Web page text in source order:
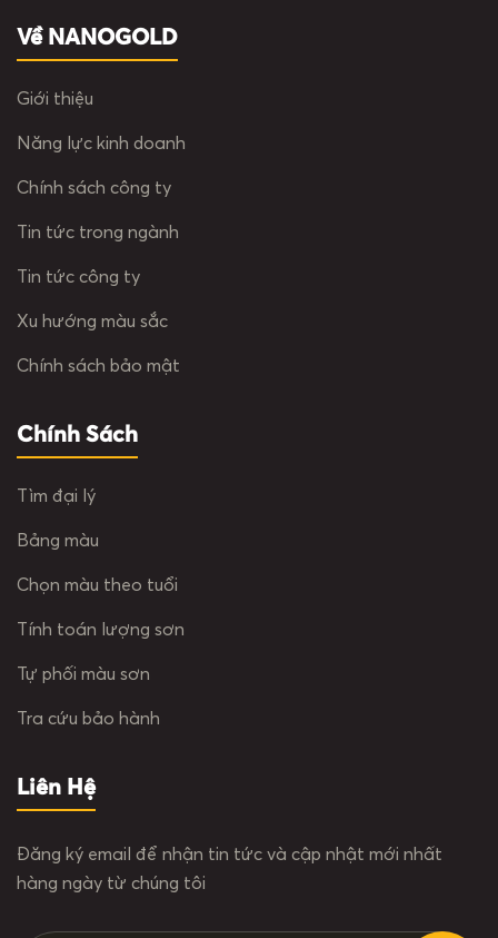
Về NANOGOLD
Giới thiệu
Năng lực kinh doanh
Chính sách công ty
Tin tức trong ngành
Tin tức công ty
Xu hướng màu sắc
Chính sách bảo mật
Chính Sách
Tìm đại lý
Bảng màu
Chọn màu theo tuổi
Tính toán lượng sơn
Tự phối màu sơn
Tra cứu bảo hành
Liên Hệ
Đăng ký email để nhận tin tức và cập nhật mới nhất
hàng ngày từ chúng tôi